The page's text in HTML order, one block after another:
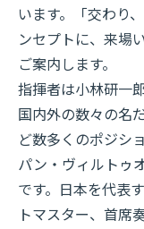
います。「交わり
ンセプトに、来場
ご案内します。
指揮者は小林研一
国内外の数々の名
ど数多くのポジシ
パン・ヴィルトゥ
です。日本を代表
トマスター、首席